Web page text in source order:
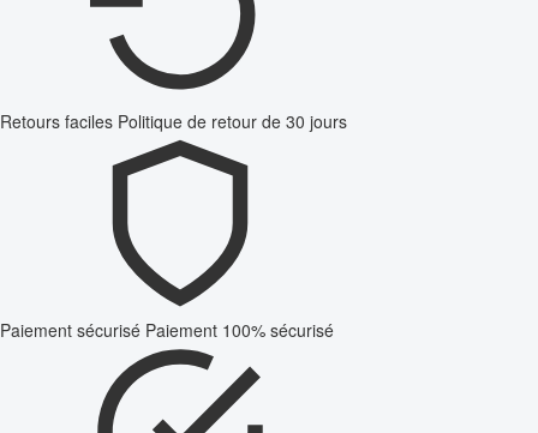
Retours faciles Politique de retour de 30 jours
Paiement sécurisé Paiement 100% sécurisé